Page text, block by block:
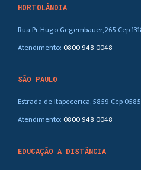
HORTOLÂNDIA
Rua Pr. Hugo Gegembauer, 265 Cep
Atendimento:0800 948 0048
SÃO PAULO
Estrada de Itapecerica, 5859 Cep
Atendimento:0800 948 0048
EDUCAÇÃO A DISTÂNCIA